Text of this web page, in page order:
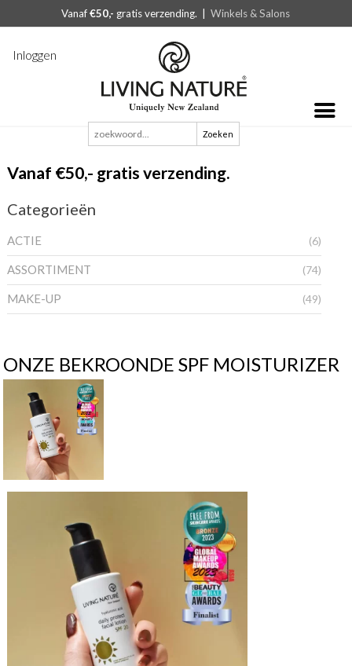
Vanaf€50,- gratis verzending. |Winkels & Salons
Inloggen
Zoeken
naar:
Vanaf €50,- gratis verzending.
Categorieën
ACTIE (6)
ASSORTIMENT (74)
MAKE-UP (49)
ONZE BEKROONDE SPF MOISTURIZER